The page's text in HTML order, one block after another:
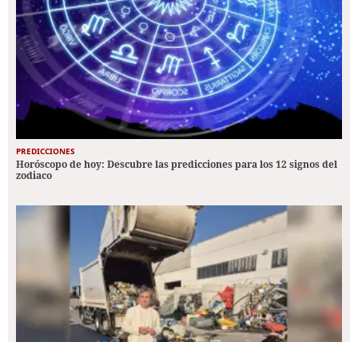
PREDICCIONES
Horóscopo de hoy: Descubre las predicciones para los 12 signos del
zodiaco